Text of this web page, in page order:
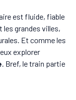
est fluide, fiable
grandes villes,
Et comme les
explorer
. Bref, le train partie